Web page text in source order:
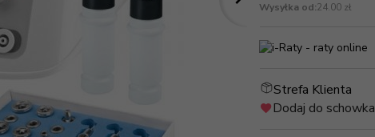
Wysyłka od:24.00 zł
Strefa Klienta
Dodaj do schowka